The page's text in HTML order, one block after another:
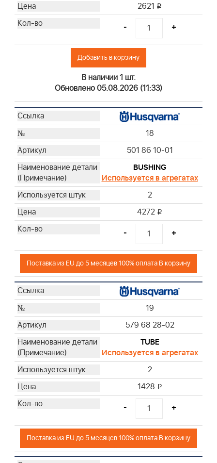
2621 i
- +
Добавить в корзину
В наличии 1 шт.
Обновлено 05.08.2026 (11:33)
18
501 86 10-01
BUSHING
Используется в агрегатах
2
4272 i
- +
Поставка из EU до 5 месяцев 100% оплата В корзину
19
579 68 28-02
TUBE
Используется в агрегатах
2
1428 i
- +
Поставка из EU до 5 месяцев 100% оплата В корзину